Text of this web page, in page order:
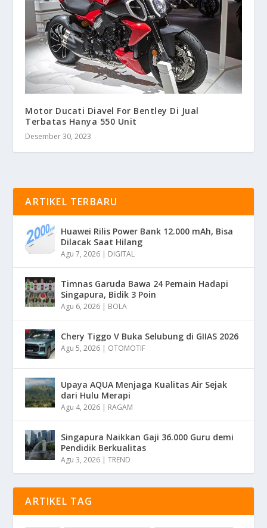
Motor Ducati Diavel For Bentley Di Jual
Terbatas Hanya 550 Unit
Desember 30, 2023
ARTIKEL TERBARU
Huawei Rilis Power Bank 12.000 mAh, Bisa
Dilacak Saat Hilang
Agu 7, 2026 | DIGITAL
Timnas Garuda Bawa 24 Pemain Hadapi
Singapura, Bidik 3 Poin
Agu 6, 2026 | BOLA
Chery Tiggo V Buka Selubung di GIIAS 2026
Agu 5, 2026 | OTOMOTIF
Upaya AQUA Menjaga Kualitas Air Sejak
dari Hulu Merapi
Agu 4, 2026 | RAGAM
Singapura Naikkan Gaji 36.000 Guru demi
Pendidik Berkualitas
Agu 3, 2026 |TREND
ARTIKEL TAG